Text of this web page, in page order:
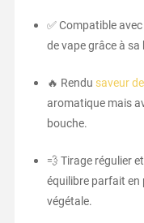
✅ Compatible
de vape grâce à sa
🔥 Rendu saveur
aromatique mais
bouche.
💨 Tirage régulier
équilibre parfait en
végétale.